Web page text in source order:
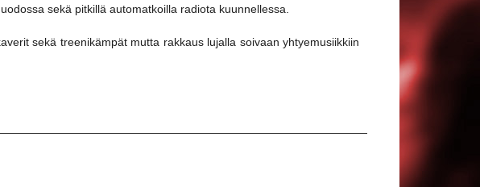
sekä pitkillä automatkoilla radiota kuunnellessa.
sekä treenikämpät mutta rakkaus lujalla soivaan yhtyemusiikkiin